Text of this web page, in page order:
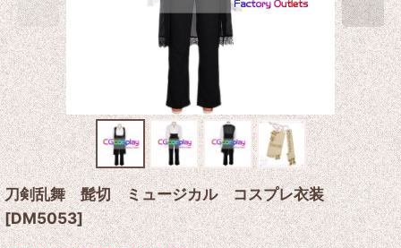
刀剣乱舞 髭切 ミュージカル コスプレ衣装
[DM5053]